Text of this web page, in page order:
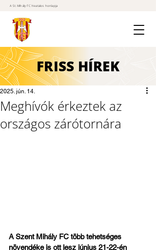
A St. Mihály FC hivatalos honlapja
FRISS HÍREK
Meghívók érkeztek az
országos zárótornára
2025. jún. 14.
A Szent Mihály FC több tehetséges
növendéke is ott lesz június 21-22-én